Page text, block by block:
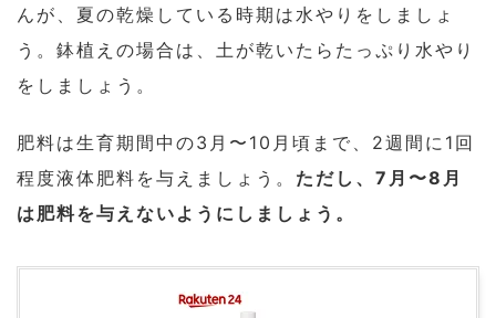
んが、夏の乾燥している時期は水やりをしましょ
う。鉢植えの場合は、土が乾いたらたっぷり水やり
をしましょう。
肥料は生育期間中の3月〜10月頃まで、2週間に1回
程度液体肥料を与えましょう。 ただし、7月〜8月
は肥料を与えないようにしましょう。